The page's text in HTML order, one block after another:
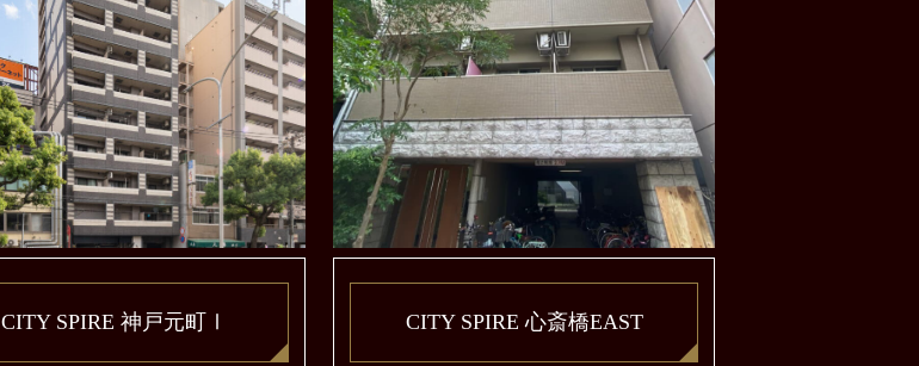
CITY SPIRE 神戸元町Ⅰ CITY SPIRE 心斎橋EAST